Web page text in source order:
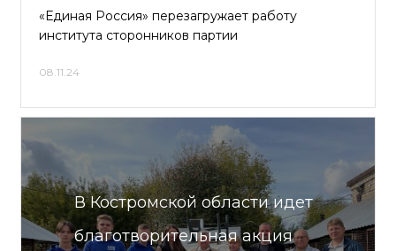
«Единая Россия» перезагружает работу
института сторонников партии
08.11.24
В Костромской области идет
благотворительная акция